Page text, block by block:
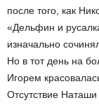
после того, как
«Дельфин и
изначально
Но в тот день на
Игорем
Отсутствие